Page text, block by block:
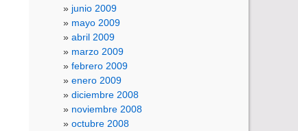
junio 2009
mayo 2009
abril 2009
marzo 2009
febrero 2009
enero 2009
diciembre 2008
noviembre 2008
octubre 2008